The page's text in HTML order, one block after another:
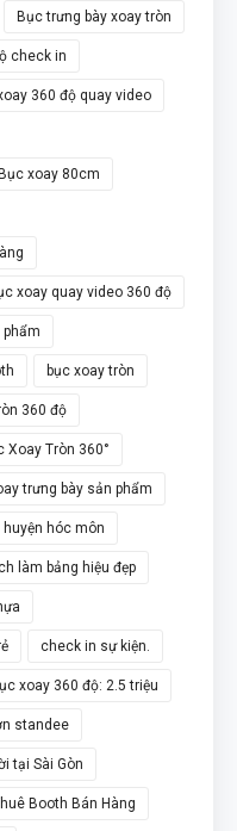
Bục trưng bày xoay tròn
check in
360 độ quay video
xoay 80cm
xoay quay video 360 độ
phẩm
bục xoay tròn
360 độ
Xoay Tròn 360°
trưng bày sản phẩm
hóc môn
làm bảng hiệu đẹp
check in sự kiện.
xoay 360 độ: 2.5 triệu
standee
tại Sài Gòn
Booth Bán Hàng